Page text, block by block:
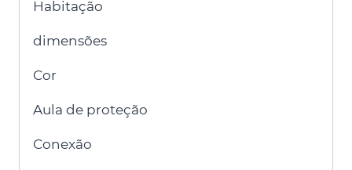
Habitação
dimensões
Cor
Aula de proteção
Conexão